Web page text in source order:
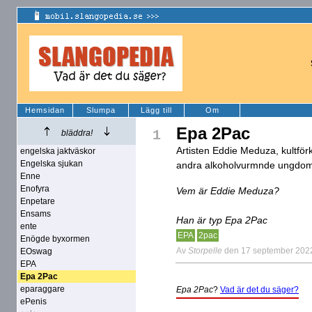
Hemsidan Slumpa Lägg till Om
bläddra!
engelska jaktväskor
Engelska sjukan
Enne
Enofyra
Enpetare
Ensams
ente
Enögde byxormen
EOswag
EPA
Epa 2Pac
eparaggare
ePenis
1 Epa 2Pac
Artisten Eddie Meduza,
andra alkoholvurmnde
Vem är Eddie Meduza?
Han är typ Epa 2Pac
EPA 2pac
Av Storpelle den 17 september
Epa 2Pac? Vad är det du säger?